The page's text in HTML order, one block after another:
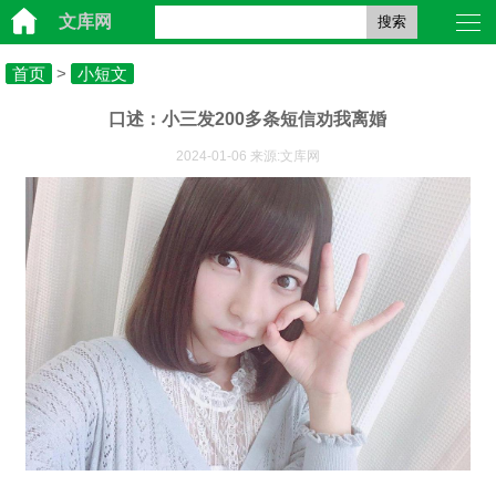
文库网 搜索
首页 > 小短文
口述：小三发200多条短信劝我离婚
2024-01-06 来源:文库网